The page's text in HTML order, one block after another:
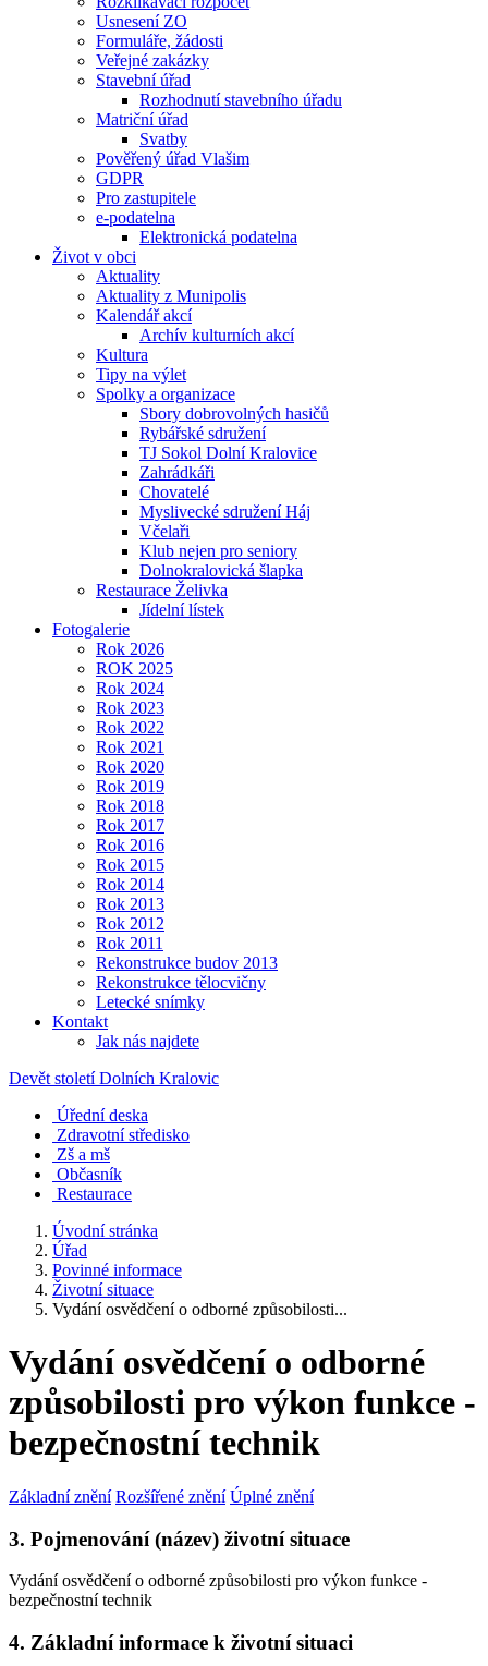
Usnesení ZO
Formuláře, žádosti
Veřejné zakázky
Stavební úřad
Rozhodnutí stavebního úřadu
Matriční úřad
Svatby
Pověřený úřad Vlašim
GDPR
Pro zastupitele
e-podatelna
Elektronická podatelna
Život v obci
Aktuality
Aktuality z Munipolis
Kalendář akcí
Archív kulturních akcí
Kultura
Tipy na výlet
Spolky a organizace
Sbory dobrovolných hasičů
Rybářské sdružení
TJ Sokol Dolní Kralovice
Zahrádkáři
Chovatelé
Myslivecké sdružení Háj
Včelaři
Klub nejen pro seniory
Dolnokralovická šlapka
Restaurace Želivka
Jídelní lístek
Fotogalerie
Rok 2026
ROK 2025
Rok 2024
Rok 2023
Rok 2022
Rok 2021
Rok 2020
Rok 2019
Rok 2018
Rok 2017
Rok 2016
Rok 2015
Rok 2014
Rok 2013
Rok 2012
Rok 2011
Rekonstrukce budov 2013
Rekonstrukce tělocvičny
Letecké snímky
Kontakt
Jak nás najdete
Devět století Dolních Kralovic
Úřední deska
Zdravotní středisko
Zš a mš
Občasník
Restaurace
Úvodní stránka
Úřad
Povinné informace
Životní situace
Vydání osvědčení o odborné způsobilosti...
Vydání osvědčení o odborné
způsobilosti pro výkon funkce -
bezpečnostní technik
Základní znění Rozšířené znění Úplné znění
3. Pojmenování (název) životní situace
Vydání osvědčení o odborné způsobilosti pro výkon funkce -
bezpečnostní technik
4. Základní informace k životní situaci